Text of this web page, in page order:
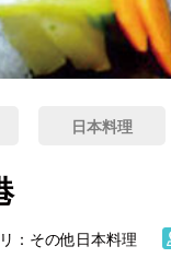
日本料理
：その他日本料理